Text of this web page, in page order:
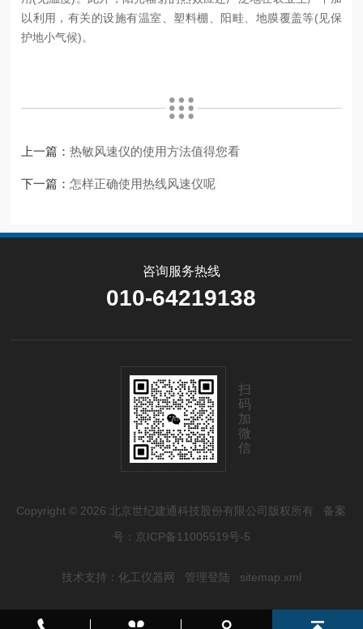
以利用，有关的设施有温室、塑料棚、阳畦、地膜覆盖等(见保
护地小气候)。
上一篇：热敏风速仪的使用方法值得您看
下一篇：怎样正确使用热线风速仪呢
咨询服务热线
010-64219138
扫
码
加
微
信
Copyright © 2026 北京世纪建通科技股份有限公司版权所有 备案
号：京ICP备11005519号-5
技术支持： 化工仪器网 管理登陆 sitemap.xml